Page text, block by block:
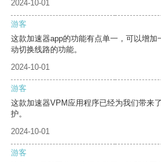
2024-10-01
游客
这款加速器app的功能有点单一，可以增加
动切换线路的功能。
2024-10-01
游客
这款加速器VPM应用程序已经为我们带来
护。
2024-10-01
游客